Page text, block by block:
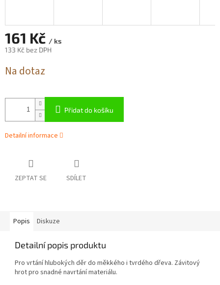
161 Kč / ks
133 Kč bez DPH
cena:
Na dotaz
Přidat do košíku
Detailní informace
ZEPTAT SE SDÍLET
Popis Diskuze
Detailní popis produktu
Pro vrtání hlubokých děr do měkkého i tvrdého dřeva. Závitový
hrot pro snadné navrtání materiálu.